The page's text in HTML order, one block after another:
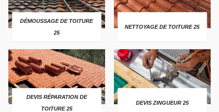
DÉMOUSSAGE DE TOITURE
25
NETTOYAGE DE TOITURE 25
DEVIS RÉPARATION DE
TOITURE 25
DEVIS ZINGUEUR 25